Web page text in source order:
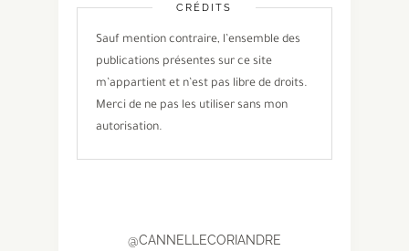
CRÉDITS
Sauf mention contraire, l’ensemble des
publications présentes sur ce site
m’appartient et n’est pas libre de droits.
Merci de ne pas les utiliser sans mon
autorisation.
@CANNELLECORIANDRE